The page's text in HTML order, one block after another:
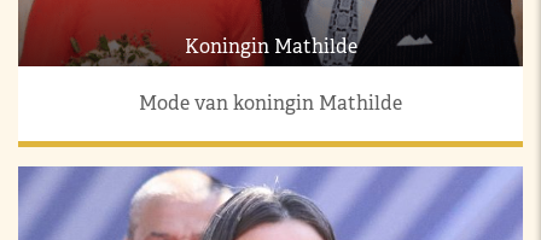
Koningin Mathilde
Mode van koningin Mathilde